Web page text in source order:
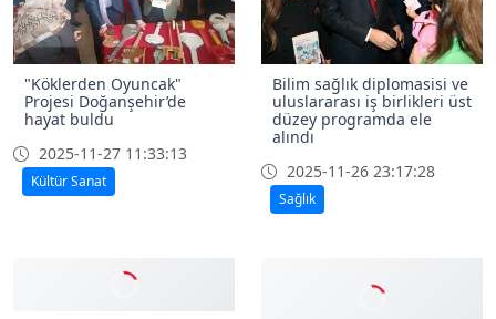
"Köklerden Oyuncak"
Projesi Doğanşehir’de
hayat buldu
2025-11-27 11:33:13
Kültür Sanat
Bilim sağlık diplomasisi ve
uluslararası iş birlikleri üst
düzey programda ele
alındı
2025-11-26 23:17:28
Sağlık